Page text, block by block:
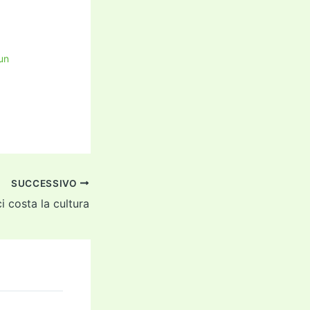
SUCCESSIVO
costa la cultura